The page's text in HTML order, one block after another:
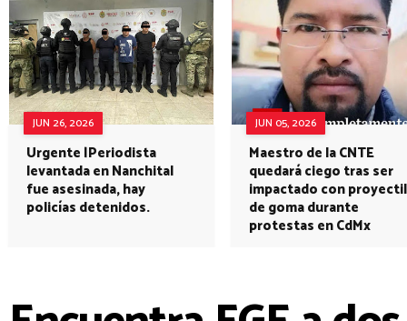
JUN 26, 2026
Urgente |Periodista
levantada en Nanchital
fue asesinada, hay
policías detenidos.
JUN 05, 2026
Maestro de la CNTE
quedará ciego tras ser
impactado con proyectil
de goma durante
protestas en CdMx